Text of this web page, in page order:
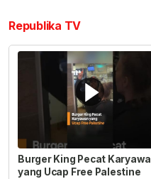
Republika TV
Burger King Pecat
yang Ucap Free Palestine